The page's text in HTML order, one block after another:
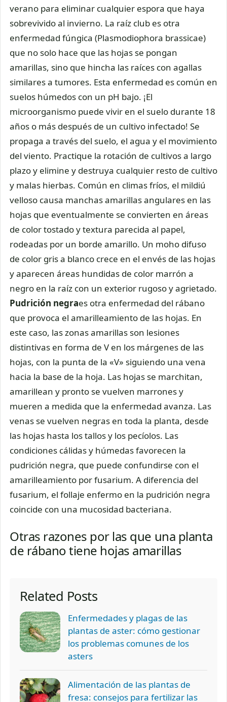
verano para eliminar cualquier espora que haya
sobrevivido al invierno. La raíz club es otra
enfermedad fúngica (Plasmodiophora brassicae)
que no solo hace que las hojas se pongan
amarillas, sino que hincha las raíces con agallas
similares a tumores. Esta enfermedad es común en
suelos húmedos con un pH bajo. ¡El
microorganismo puede vivir en el suelo durante 18
años o más después de un cultivo infectado! Se
propaga a través del suelo, el agua y el movimiento
del viento. Practique la rotación de cultivos a largo
plazo y elimine y destruya cualquier resto de cultivo
y malas hierbas. Común en climas fríos, el mildiú
velloso causa manchas amarillas angulares en las
hojas que eventualmente se convierten en áreas
de color tostado y textura parecida al papel,
rodeadas por un borde amarillo. Un moho difuso
de color gris a blanco crece en el envés de las hojas
y aparecen áreas hundidas de color marrón a
negro en la raíz con un exterior rugoso y agrietado.
Pudrición negraes otra enfermedad del rábano
que provoca el amarilleamiento de las hojas. En
este caso, las zonas amarillas son lesiones
distintivas en forma de V en los márgenes de las
hojas, con la punta de la «V» siguiendo una vena
hacia la base de la hoja. Las hojas se marchitan,
amarillean y pronto se vuelven marrones y
mueren a medida que la enfermedad avanza. Las
venas se vuelven negras en toda la planta, desde
las hojas hasta los tallos y los pecíolos. Las
condiciones cálidas y húmedas favorecen la
pudrición negra, que puede confundirse con el
amarilleamiento por fusarium. A diferencia del
fusarium, el follaje enfermo en la pudrición negra
coincide con una mucosidad bacteriana.
Otras razones por las que una planta
de rábano tiene hojas amarillas
Related Posts
Enfermedades y plagas de las
plantas de aster: cómo gestionar
los problemas comunes de los
asters
Alimentación de las plantas de
fresa: consejos para fertilizar las